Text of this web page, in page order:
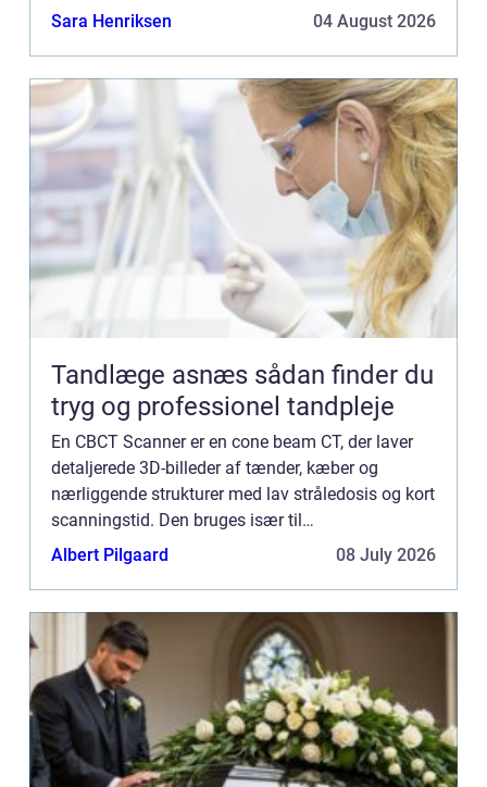
implantatplanlægning, visdomstænd...
Sara Henriksen 04 August 2026
Tandlæge asnæs sådan finder du
tryg og professionel tandpleje
En CBCT Scanner er en cone beam CT, der laver
detaljerede 3D-billeder af tænder, kæber og
nærliggende strukturer med lav stråledosis og kort
scanningstid. Den bruges især til
implantatplanlægning, visdomstænd...
Albert Pilgaard 08 July 2026